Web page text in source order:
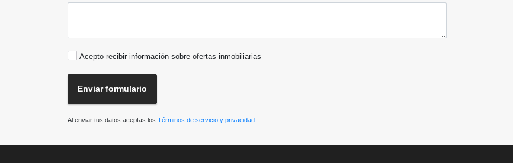
Acepto recibir información sobre ofertas inmobiliarias
Enviar formulario
Al enviar tus datos aceptas los Términos de servicio y privacidad